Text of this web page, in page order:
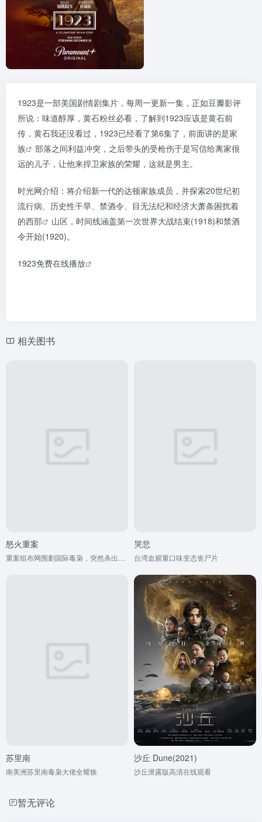
1923是一部美国剧情剧集片，每周一更新一集，正如豆瓣影评
所说：味道醇厚，黄石粉丝必看，了解到1923应该是黄石前
传，黄石我还没看过，1923已经看了第6集了，前面讲的是家
族
部落之间利益冲突，之后带头的受枪伤于是写信给离家很
远的儿子，让他来捍卫家族的荣耀，这就是男主。
时光网介绍：将介绍新一代的达顿家族成员，并探索20世纪初
流行病、历史性干旱、禁酒令、目无法纪和经济大萧条困扰着
的西部
山区，时间线涵盖第一次世界大战结束(1918)和禁酒
令开始(1920)。
1923免费在线播放
相关图书
怒火重案 哭悲
台湾血腥重口味变态丧尸片
苏里南
南美洲苏里南毒枭大佬全耀焕
沙丘 Dune(2021)
沙丘泄露版高清在线观看
暂无评论